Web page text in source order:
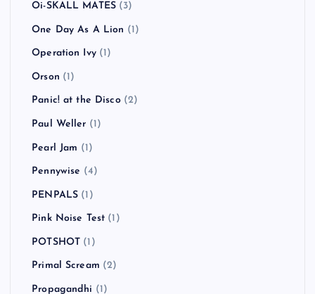
Oi-SKALL MATES (3)
One Day As A Lion (1)
Operation Ivy(1)
Orson (1)
Panic! at the Disco(2)
Paul Weller (1)
Pearl Jam (1)
Pennywise (4)
PENPALS (1)
Pink Noise Test (1)
POTSHOT (1)
Primal Scream (2)
Propagandhi (1)